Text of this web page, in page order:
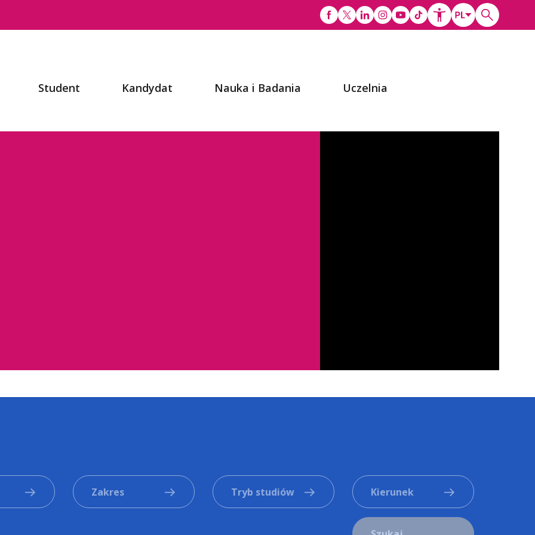
Student Kandydat Nauka i Badania Uczelnia
Zakres Tryb studiów Kierunek